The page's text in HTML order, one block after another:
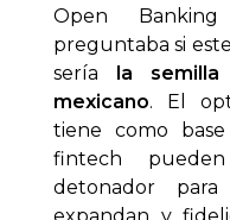
Open
preguntaba si
sería la
mexicano. El
tiene como
fintech
detonador